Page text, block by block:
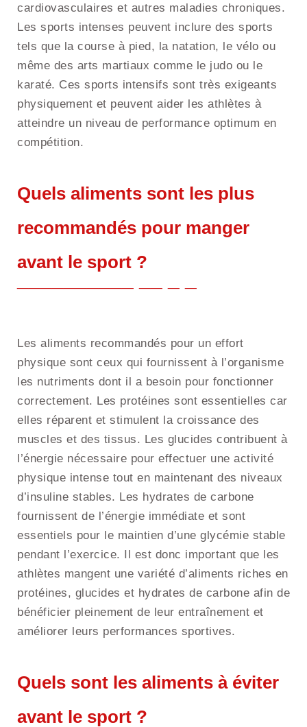
cardiovasculaires et autres maladies chroniques.
Les sports intenses peuvent inclure des sports
tels que la course à pied, la natation, le vélo ou
même des arts martiaux comme le judo ou le
karaté. Ces sports intensifs sont très exigeants
physiquement et peuvent aider les athlètes à
atteindre un niveau de performance optimum en
compétition.
Quels aliments sont les plus
recommandés pour manger
avant le sport ?
Les aliments recommandés pour un effort
physique sont ceux qui fournissent à l’organisme
les nutriments dont il a besoin pour fonctionner
correctement. Les protéines sont essentielles car
elles réparent et stimulent la croissance des
muscles et des tissus. Les glucides contribuent à
l’énergie nécessaire pour effectuer une activité
physique intense tout en maintenant des niveaux
d’insuline stables. Les hydrates de carbone
fournissent de l’énergie immédiate et sont
essentiels pour le maintien d’une glycémie stable
pendant l’exercice. Il est donc important que les
athlètes mangent une variété d’aliments riches en
protéines, glucides et hydrates de carbone afin de
bénéficier pleinement de leur entraînement et
améliorer leurs performances sportives.
Quels sont les aliments à éviter
avant le sport ?